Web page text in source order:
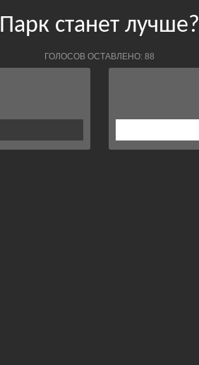
Парк станет лучше?
ГОЛОСОВ ОСТАВЛЕНО: 88